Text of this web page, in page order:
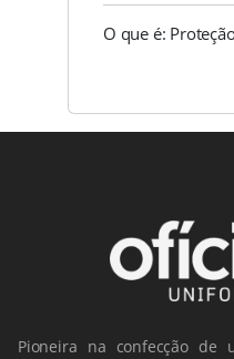
O que é:
Pioneira na confecção de